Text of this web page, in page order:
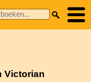
Victorian